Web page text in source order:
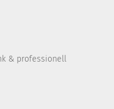
& professionell